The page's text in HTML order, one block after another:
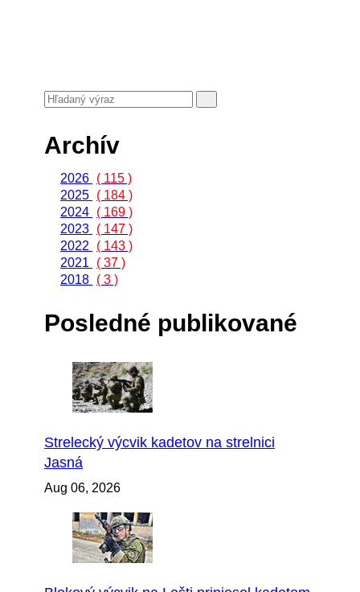
Archív
2026 ( 115 )
2025 ( 184 )
2024 ( 169 )
2023 ( 147 )
2022
( 143 )
2021
( 37 )
2018 ( 3 )
Posledné publikované
Strelecký výcvik kadetov na strelnici
Jasná
Aug 06, 2026